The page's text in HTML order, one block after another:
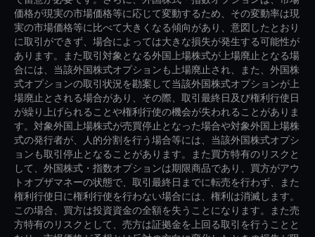
価格が現実の市場価格等に応じて変動するため、その変動率は現
実の市場価格等に比べて大きくなる傾向があり、意図したとおり
に取引ができず、場合によっては大きな損失が発生する可能性が
あります。また取引対象となる外国上場株式が上場廃止となる場
合には、当該外国株式オプションも上場廃止され、また、外国株
式オプションの取引状況を勘案して当該外国株式オプションが上
場廃止とされる場合があり、その際、取引最終日及び権利行使日
が繰り上げられることや権利行使の機会が失われることがありま
す。対象外国上場株式が売買停止となった場合や対象外国上場株
式の発行者が、人的分割を行う場合等には、当該外国株式オプシ
ョンも取引停止となることがあります。また買方特有のリスクと
して、外国株式・指数オプションは期限商品であり、買方がアウ
トオブザマネーの状態で、取引最終日までに転売を行わず、また
権利行使日に権利行使を行わない場合には、権利は消滅します。
この場合、買方は投資資金の全額を失うことになります。また売
方特有のリスクとして、売方は証拠金を上回る取引を行うことと